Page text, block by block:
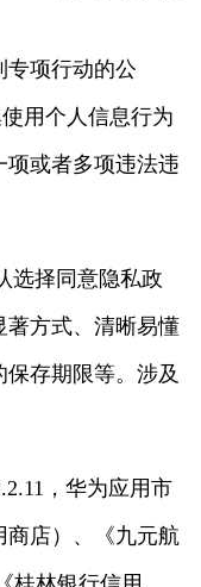
专项行动的公
用个人信息行为
或者多项违法违
选择同意隐私政
著方式、清晰易懂
存期限等。涉及
，华为应用市
商店）、《九元航